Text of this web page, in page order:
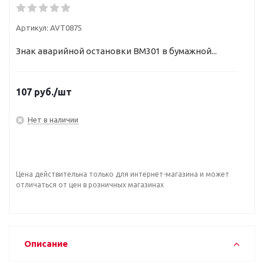
Артикул: AVT0875
Знак аварийной остановки ВМ301 в бумажной...
107 руб./шт
Нет в наличии
Цена действительна только для интернет-магазина и может
отличаться от цен в розничных магазинах
Описание